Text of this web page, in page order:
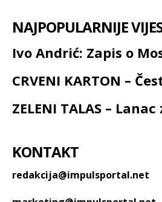
NAJPOPULARNIJE
Ivo Andrić: Zapis o
CRVENI KARTON –
ZELENI TALAS –
KONTAKT
redakcija@impulsportal.net